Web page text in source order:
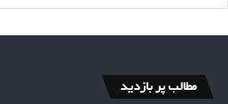
مطالب پر بازدید